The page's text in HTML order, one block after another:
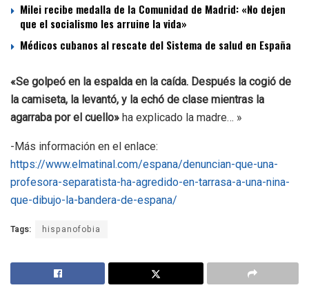
Milei recibe medalla de la Comunidad de Madrid: «No dejen
que el socialismo les arruine la vida»
Médicos cubanos al rescate del Sistema de salud en España
«Se golpeó en la espalda en la caída. Después la cogió de
la camiseta, la levantó, y la echó de clase mientras la
agarraba por el cuello» ha explicado la madre… »
-Más información en el enlace:
https://www.elmatinal.com/espana/denuncian-que-una-
profesora-separatista-ha-agredido-en-tarrasa-a-una-nina-
que-dibujo-la-bandera-de-espana/
Tags: hispanofobia